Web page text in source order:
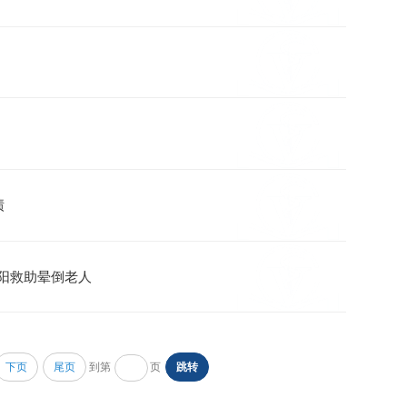
救助晕倒老人
下页 尾页 到第 页 跳转